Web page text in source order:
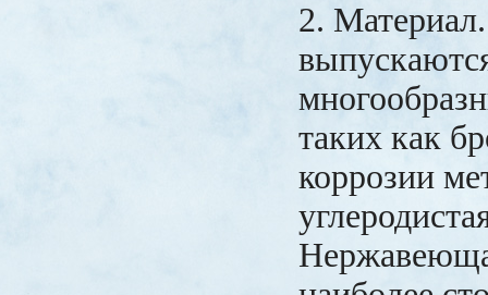
2.
таких как
коррозии